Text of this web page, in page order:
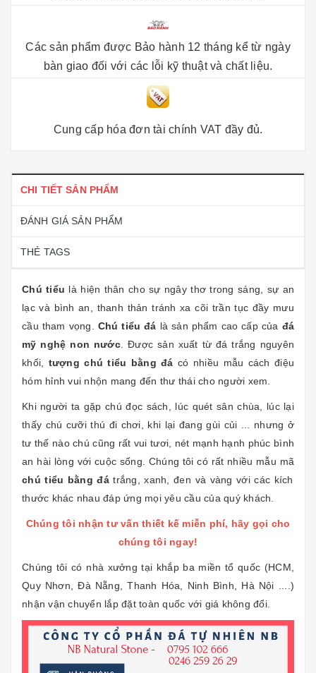
Các sản phẩm được Bảo hành 12 tháng kể từ ngày
bàn giao đối với các lỗi kỹ thuật và chất liệu.
Cung cấp hóa đơn tài chính VAT đầy đủ.
CHI TIẾT SẢN PHẨM
ĐÁNH GIÁ SẢN PHẨM
THẺ TAGS
Chú tiểu là hiện thân cho sự ngây thơ trong sáng, sự an
lạc và bình an, thanh thản tránh xa cõi trần tục đầy mưu
cầu tham vọng. Chú tiểu đá là sản phẩm cao cấp của đá
mỹ nghệ non nước. Được sản xuất từ đá trắng nguyên
khối,
tượng chú tiểu bằng đá có nhiều mẫu cách điệu
hóm hỉnh vui nhộn mang đến thư thái cho người xem.
Khi người ta gặp chú đọc sách, lúc quét sân chùa, lúc lại
thấy chú cưỡi thú đi chơi, khi lại đang gùi củi ... nhưng ở
tư thế nào chú cũng rất vui tươi, nét mạnh hạnh phúc bình
an hài lòng với cuộc sống. Chúng tôi có rất nhiều mẫu mã
chú tiểu bằng đátrắng, xanh, đen và vàng với các kích
thước khác nhau đáp ứng mọi yêu cầu của quý khách.
Chúng tôi nhận tư vấn thiết kế miễn phí, hãy gọi cho
chúng tôi ngay!
Chúng tôi có nhà xưởng tại khắp ba miền tổ quốc (HCM,
Quy Nhơn, Đà Nẵng, Thanh Hóa, Ninh Bình, Hà Nội ....)
nhận vận chuyển lắp đặt toàn quốc với giá không đổi.